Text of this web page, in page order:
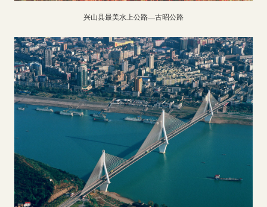
兴山县最美水上公路—古昭公路